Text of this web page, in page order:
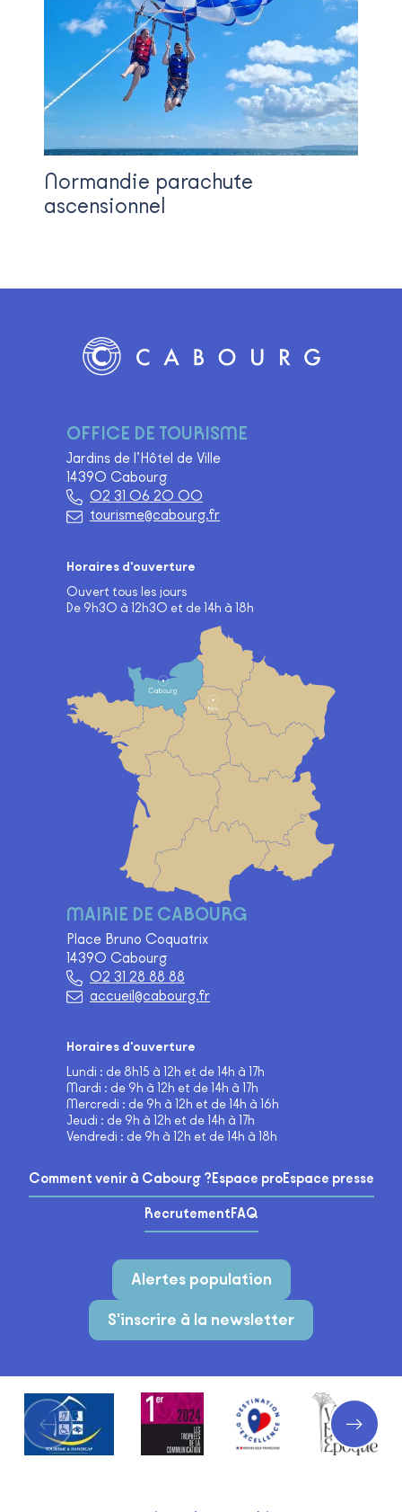
Normandie parachute
ascensionnel
Logo Site officiel de Cabourg
OFFICE DE TOURISME
Jardins de l’Hôtel de Ville
14390 Cabourg
02 31 06 20 00
tourisme@cabourg.fr
Horaires d'ouverture
Ouvert tous les jours
De 9h30 à 12h30 et de 14h à 18h
MAIRIE DE CABOURG
Place Bruno Coquatrix
14390 Cabourg
02 31 28 88 88
accueil@cabourg.fr
Horaires d'ouverture
Lundi : de 8h15 à 12h et de 14h à 17h
Mardi : de 9h à 12h et de 14h à 17h
Mercredi : de 9h à 12h et de 14h à 16h
Jeudi : de 9h à 12h et de 14h à 17h
Vendredi : de 9h à 12h et de 14h à 18h
Comment venir à Cabourg ?Espace proEspace presse
RecrutementFAQ
Alertes population
S'inscrire à la newsletter
Partenaires